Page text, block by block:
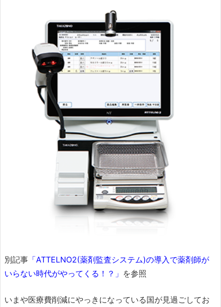
別記事 「ATTELNO2(薬剤監査システム)の導入で薬剤師が
いらない時代がやってくる！？」 を参照
いまや医療費削減にやっきになっている国が見過ごしてお